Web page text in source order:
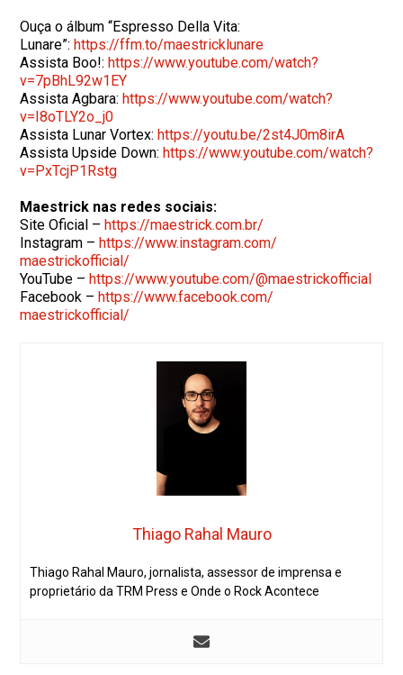
Ouça o álbum “Espresso Della Vita:
Lunare”:https://ffm.to/maestricklunare
Assista Boo!:https://www.youtube.com/watch?
v=7pBhL92w1EY
Assista Agbara:https://www.youtube.com/watch?
v=I8oTLY2o_j0
Assista Lunar Vortex:https://youtu.be/2st4J0m8irA
Assista Upside Down:https://www.youtube.com/watch?
v=PxTcjP1Rstg
Maestrick nas redes sociais:
Site Oficial –https://maestrick.com.br/
Instagram –https://www.instagram.com/
maestrickofficial/
YouTube –https://www.youtube.com/@maestrickofficial
Facebook –https://www.facebook.com/
maestrickofficial/
Thiago Rahal Mauro
Thiago Rahal Mauro, jornalista, assessor de imprensa e
proprietário da TRM Press e Onde o Rock Acontece